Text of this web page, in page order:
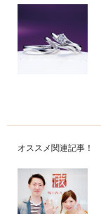
オススメ関連記事！